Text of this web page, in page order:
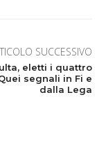
SUCCESSIVO
eletti i quattro
segnali in Fi e
dalla Lega